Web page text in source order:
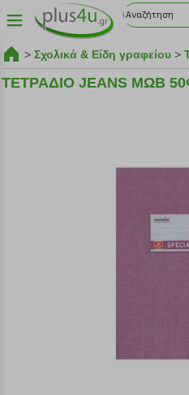
> Σχολικά & Είδη γραφείου >
ΤΕΤΡΑΔΙΟ JEANS ΜΩΒ